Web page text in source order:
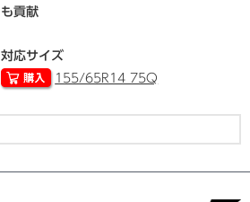
も貢献
対応サイズ
155/65R14 75Q